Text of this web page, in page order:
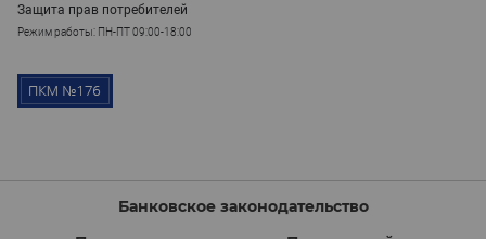
Защита прав потребителей
Режим работы: ПН-ПТ 09:00-18:00
Банковское законодательство